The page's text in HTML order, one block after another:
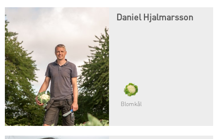
Daniel Hjalmarsson
Blomkål